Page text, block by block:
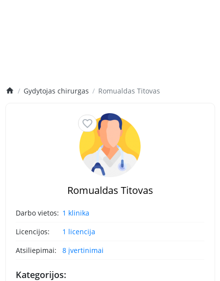
Gydytojas chirurgas Romualdas Titovas
Romualdas Titovas
Darbo vietos: 1 klinika
Licencijos:
1 licencija
Atsiliepimai:
8 įvertinimai
Kategorijos: